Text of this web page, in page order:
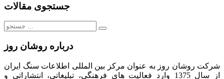
جستجوی مقالات
جستجو
درباره روشان روز
شرکت روشان روز به عنوان مرکز بین المللی اطلاعات سنگ ایران
از سال 1375 وارد فعالیت های فرهنگی، تبلیغاتی، انتشاراتی و